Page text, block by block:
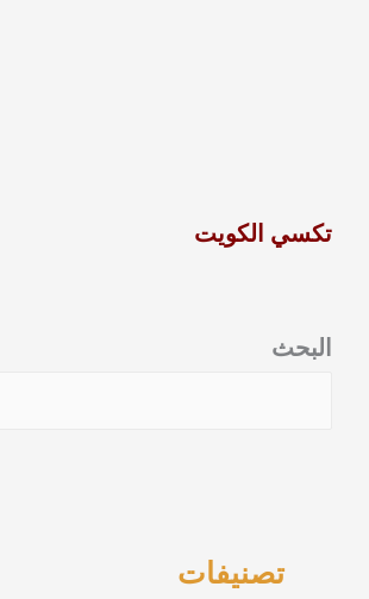
تكسي الكويت
البحث
تصنيفات